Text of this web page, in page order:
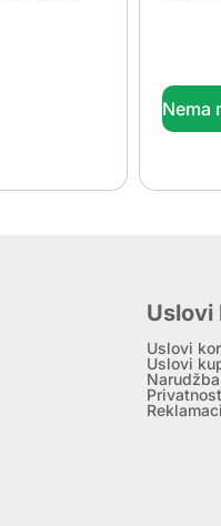
Nema
Uslovi
Uslovi
Uslovi
Privatnost